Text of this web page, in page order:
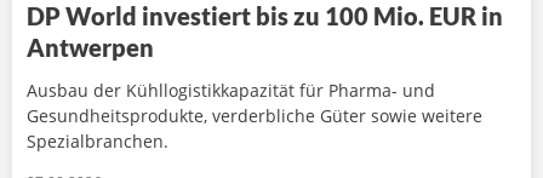
DP World investiert bis zu 100 Mio. EUR in
Antwerpen
Ausbau der Kühllogistikkapazität für Pharma- und
Gesundheitsprodukte, verderbliche Güter sowie weitere
Spezialbranchen.